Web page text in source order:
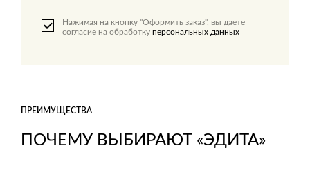
Нажимая на кнопку "Оформить заказ", вы даете
согласие на обработку персональных данных
ПОЧЕМУ ВЫБИРАЮТ «ЭДИТА»
ПРЕИМУЩЕСТВА